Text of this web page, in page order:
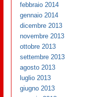
febbraio 2014
gennaio 2014
dicembre 2013
novembre 2013
ottobre 2013
settembre 2013
agosto 2013
luglio 2013
giugno 2013